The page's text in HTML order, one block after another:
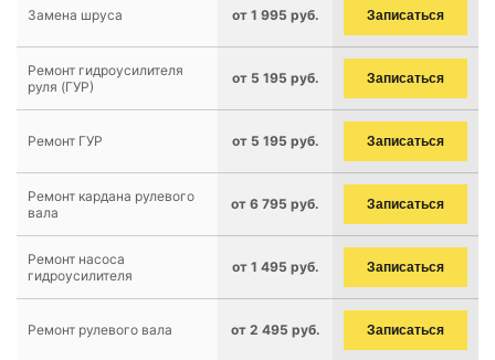
Замена шруса от 1 995 руб. Записаться
Ремонт гидроусилителя
руля (ГУР)
от 5 195 руб. Записаться
Ремонт ГУР от 5 195 руб. Записаться
Ремонт кардана рулевого
вала
от 6 795 руб. Записаться
Ремонт насоса
гидроусилителя
от 1 495 руб. Записаться
Ремонт рулевого вала от 2 495 руб. Записаться